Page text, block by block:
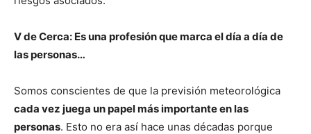
V de Cerca: Es una profesión que marca el día a día de
las personas…
Somos conscientes de que la previsión meteorológica
cada vez juega un papel más importante en las
personas. Esto no era así hace unas décadas porque